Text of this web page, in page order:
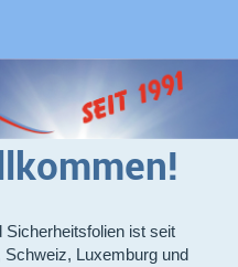
ist seit
Luxemburg und